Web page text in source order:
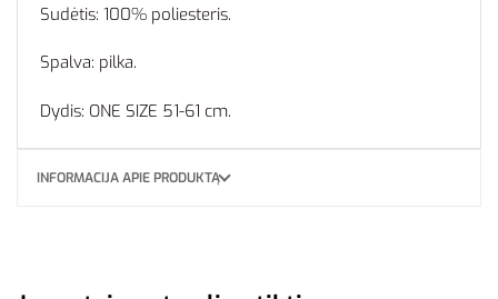
Sudėtis: 100% poliesteris.
Spalva: pilka.
Dydis: ONE SIZE 51-61 cm.
INFORMACIJA APIE PRODUKTĄ